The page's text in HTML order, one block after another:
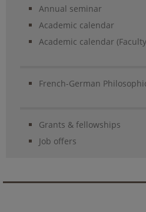
Annual seminar
Academic calendar
Academic calendar
French-German
Grants & fellowships
Job offers